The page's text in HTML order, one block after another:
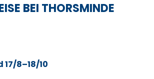
BEI THORSMINDE
8–18/10